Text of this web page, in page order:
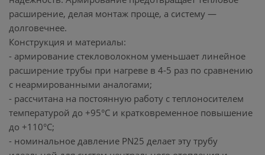
расширение, делая монтаж проще, а систему —
долговечнее.
Конструкция и материалы:
- армирование стекловолокном уменьшает линейное
расширение трубы при нагреве в 4-5 раз по сравнению
с неармированными аналогами;
- рассчитана на постоянную работу с теплоносителем
температурой до +95°C и кратковременное повышение
до +110°C;
- номинальное давление PN25 делает эту трубу